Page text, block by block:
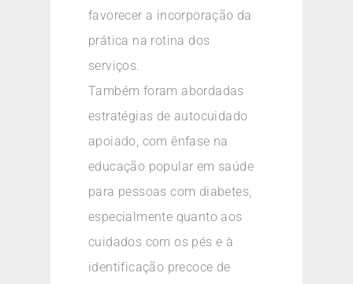
favorecer a incorporação da
prática na rotina dos
serviços.
Também foram abordadas
estratégias de autocuidado
apoiado, com ênfase na
educação popular em saúde
para pessoas com diabetes,
especialmente quanto aos
cuidados com os pés e à
identificação precoce de